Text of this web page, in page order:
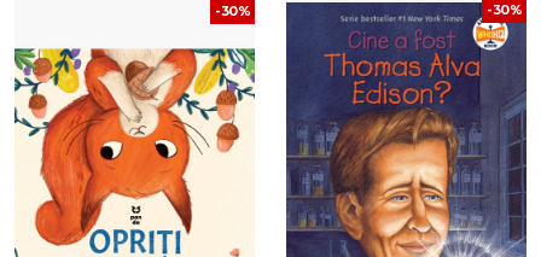
-30% -30%